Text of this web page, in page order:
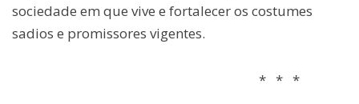
sociedade em que vive e fortalecer os costumes
sadios e promissores vigentes.
* * *